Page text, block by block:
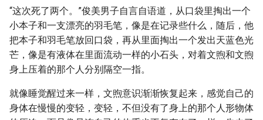
“这次死了两个。”俊美男子自言自语道，从口袋里掏出一个
小本子和一支漂亮的羽毛笔，像是在记录些什么，随后，他
把本子和羽毛笔放回口袋，再从里面掏出一个发出天蓝色光
芒，像是有液体在里面流动一样的小石头，对着文煦和文煦
身上压着的那个人分别隔空一指。
就像睡觉醒过来一样，文煦意识渐渐恢复起来，感觉自己的
身体在慢慢的变轻，变轻，不但没有了身上的那个人形物体